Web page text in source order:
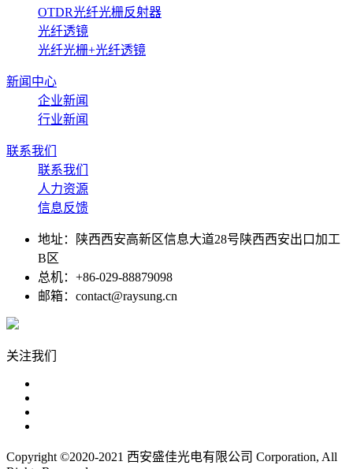
OTDR光纤光栅反射器
光纤透镜
光纤光栅+光纤透镜
新闻中心
企业新闻
行业新闻
联系我们
联系我们
人力资源
信息反馈
地址：陕西西安高新区信息大道28号陕西西安出口加工
B区
总机：+86-029-88879098
邮箱：contact@raysung.cn
关注我们
Copyright ©2020-2021 西安盛佳光电有限公司 Corporation, All